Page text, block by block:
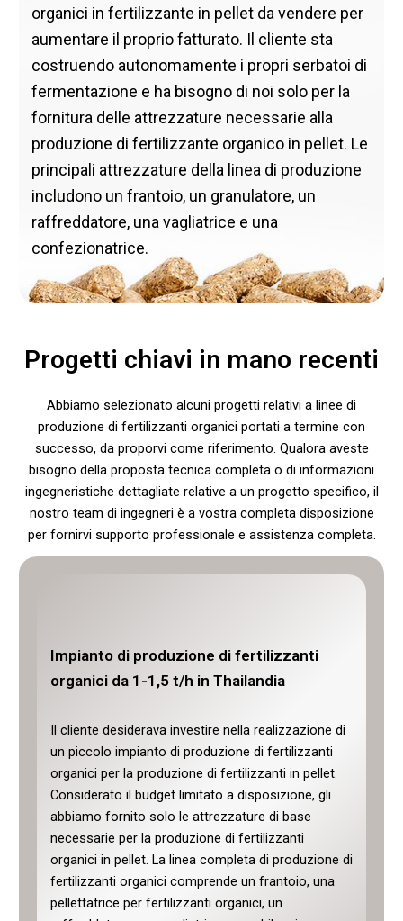
organici in fertilizzante in pellet da vendere per
aumentare il proprio fatturato. Il cliente sta
costruendo autonomamente i propri serbatoi di
fermentazione e ha bisogno di noi solo per la
fornitura delle attrezzature necessarie alla
produzione di fertilizzante organico in pellet. Le
principali attrezzature della linea di produzione
includono un frantoio, un granulatore, un
raffreddatore, una vagliatrice e una
confezionatrice.
Progetti chiavi in mano recenti
Abbiamo selezionato alcuni progetti relativi a linee di
produzione di fertilizzanti organici portati a termine con
successo, da proporvi come riferimento. Qualora aveste
bisogno della proposta tecnica completa o di informazioni
ingegneristiche dettagliate relative a un progetto specifico, il
nostro team di ingegneri è a vostra completa disposizione
per fornirvi supporto professionale e assistenza completa.
Impianto di produzione di fertilizzanti
organici da 1-1,5 t/h in Thailandia
Il cliente desiderava investire nella realizzazione di
un piccolo impianto di produzione di fertilizzanti
organici per la produzione di fertilizzanti in pellet.
Considerato il budget limitato a disposizione, gli
abbiamo fornito solo le attrezzature di base
necessarie per la produzione di fertilizzanti
organici in pellet. La linea completa di produzione di
fertilizzanti organici comprende un frantoio, una
pellettatrice per fertilizzanti organici, un
Linea di produzione di fertilizzante bio-
organico da 2-3 t/h in Francia
origine si concentrava sui fertilizzanti tradizionali in
polvere, sta affrontando una crescente domanda
sul mercato locale di fertilizzanti organici in granuli
proprio stabilimento e realizzare una nuova linea di
produzione di fertilizzanti organici granulari con
una produzione oraria di 2-3 tonnellate. I requisiti
includono un funzionamento stabile delle
t/h in Russia
bovino con 2.000 capi, che produce
quotidianamente una notevole quantità di letame
che deve essere trattata. Per affrontare i problemi
ambientali causati dall’accumulo di letame, il
cliente ci ha incaricati di realizzare un impianto per
la produzione di fertilizzante organico.
Questa linea di produzione ha una capacità di 5-6
tonnellate all'ora ed è dotata di un frantoio, un